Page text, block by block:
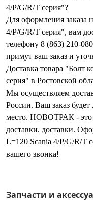
4/P/G/R/T серия"?
Для оформления заказа
4/P/G/R/T серия", вам
телефону 8 (863) 210-
примут ваш заказ и
Доставка товара "Болт
серия" в Ростовской
Мы осуществляем
России. Ваш заказ будет
место. НОВОТРАК - это
доставки. доставки.
L=120 Scania 4/P/G/R/T
вашего звонка!
Запчасти и